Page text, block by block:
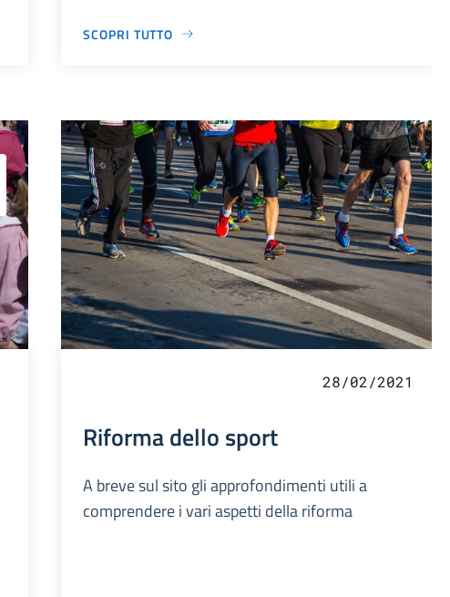
SCOPRI TUTTO
28/02/2021
Riforma dello sport
A breve sul sito gli approfondimenti utili a
comprendere i vari aspetti della riforma